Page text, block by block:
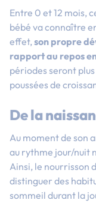
Entre 0 et 12 mois,
bébé va connaître
effet,son propre
rapport au repos
périodes seront
poussées de
De la
Au moment de son
au rythme jour/nuit
Ainsi, le nourrisson
distinguer des
sommeil durant la